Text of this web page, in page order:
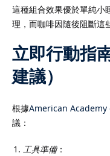
這種組合效果優於單純小
理，而咖啡因隨後阻斷這
立即行動指
建議）
根據American
議：
工具準備：